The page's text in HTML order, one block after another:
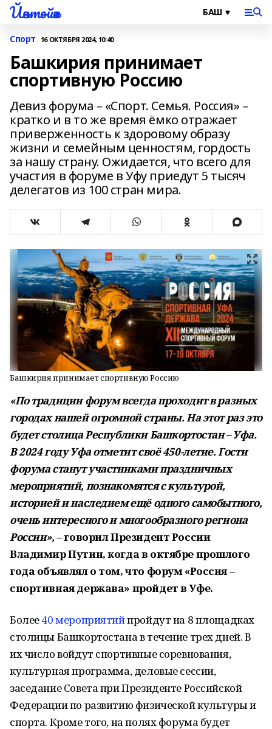
Йәнтөйәк
Спорт 16 ОКТЯБРЯ 2024, 10:40
Башкирия принимает
спортивную Россию
Девиз форума – «Спорт. Семья. Россия» –
кратко и в то же время ёмко отражает
приверженность к здоровому образу
жизни и семейным ценностям, гордость
за нашу страну. Ожидается, что всего для
участия в форуме в Уфу приедут 5 тысяч
делегатов из 100 стран мира.
Башкирия принимает спортивную Россию
«По традиции форум всегда проходит в разных
городах нашей огромной страны. На этот раз это
будет столица Республики Башкортостан – Уфа.
В 2024 году Уфа отметит своё 450-летие. Гости
форума станут участниками праздничных
мероприятий, познакомятся с культурой,
историей и наследием ещё одного самобытного,
очень интересного и многообразного региона
России»,– говорил Президент России
Владимир Путин, когда в октябре прошлого
года объявлял о том, что форум «Россия –
спортивная держава» пройдет в Уфе.
Более40 мероприятийпройдут на 8 площадках
столицы Башкортостана в течение трех дней. В
их число войдут спортивные соревнования,
культурная программа, деловые сессии,
заседание Совета при Президенте Российской
Федерации по развитию физической культуры и
спорта. Кроме того, на полях форума будет